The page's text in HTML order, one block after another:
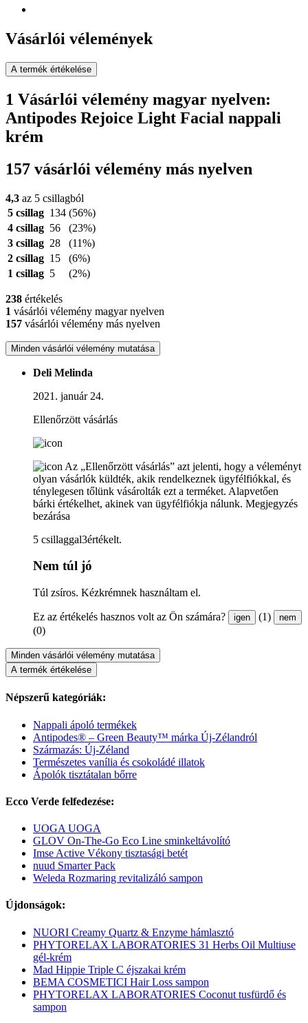
Vásárlói vélemények
A termék értékelése
1 Vásárlói vélemény magyar nyelven:
Antipodes Rejoice Light Facial nappali
krém
157 vásárlói vélemény más nyelven
4,3 az 5 csillagból
5 csillag 134 (56%)
4 csillag 56
(23%)
3 csillag 28
(11%)
2 csillag 15
(6%)
1 csillag 5 (2%)
238 értékelés
1 vásárlói vélemény magyar nyelven
157 vásárlói vélemény más nyelven
Minden vásárlói vélemény mutatása
Deli Melinda
2021. január 24.
Ellenőrzött vásárlás
Az „Ellenőrzött vásárlás” azt jelenti, hogy a véleményt
olyan vásárlók küldték, akik rendelkeznek ügyfélfiókkal, és
ténylegesen tőlünk vásárolták ezt a terméket. Alapvetően
bárki értékelhet, akinek van ügyfélfiókja nálunk. Megjegyzés
bezárása
5 csillaggal3értékelt.
Nem túl jó
Túl zsíros. Kézkrémnek használtam el.
Ez az értékelés hasznos volt az Ön számára? igen (1) nem
(0)
Minden vásárlói vélemény mutatása
A termék értékelése
Népszerű kategóriák:
Nappali ápoló termékek
Antipodes® – Green Beauty™ márka Új-Zélandról
Származás: Új-Zéland
Természetes vanília és csokoládé illatok
Ápolók tisztátalan bőrre
Ecco Verde felfedezése:
UOGA UOGA
GLOV On-The-Go Eco Line sminkeltávolító
Imse Active Vékony tisztasági betét
nuud Smarter Pack
Weleda Rozmaring revitalizáló sampon
Újdonságok:
NUORI Creamy Quartz & Enzyme hámlasztó
PHYTORELAX LABORATORIES 31 Herbs Oil Multiuse
gél-krém
Mad Hippie Triple C éjszakai krém
BEMA COSMETICI Hair Loss sampon
PHYTORELAX LABORATORIES Coconut tusfürdő és
sampon